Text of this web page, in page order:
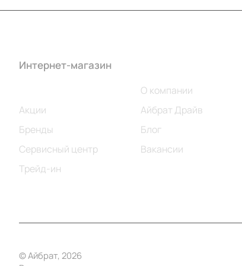
Интернет-магазин
Акции
Бренды
Сервисный центр
Трейд-ин
О компании
Айбрат Драйв
Блог
Вакансии
© Айбрат, 2026